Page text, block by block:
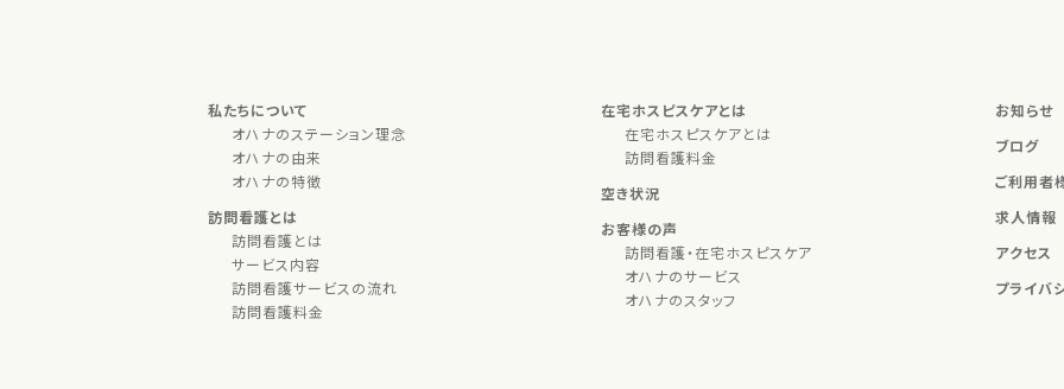
私たちについて
オハナのステーション理念
オハナの由来
オハナの特徴
訪問看護とは
訪問看護とは
サービス内容
訪問看護サービスの流れ
訪問看護料金
在宅ホスピスケアとは
在宅ホスピスケアとは
訪問看護料金
空き状況
お客様の声
訪問看護・在宅ホスピスケア
オハナのサービス
オハナのスタッフ
お知らせ
ブログ
ご利用者
求人情報
アクセス
プライバ